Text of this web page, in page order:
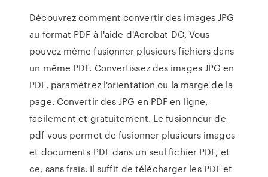
Découvrez comment convertir des images JPG
au format PDF à l'aide d'Acrobat DC, Vous
pouvez même fusionner plusieurs fichiers dans
un même PDF. Convertissez des images JPG en
PDF, paramétrez l'orientation ou la marge de la
page. Convertir des JPG en PDF en ligne,
facilement et gratuitement. Le fusionneur de
pdf vous permet de fusionner plusieurs images
et documents PDF dans un seul fichier PDF, et
ce, sans frais. Il suffit de télécharger les PDF et